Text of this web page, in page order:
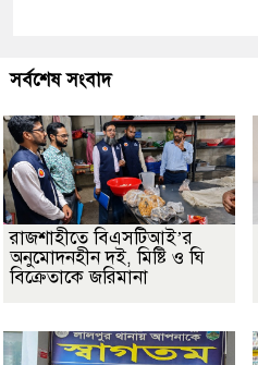
সর্বশেষ সংবাদ
রাজশাহীতে বিএসটিআই’র
অনুমোদনহীন দই, মিষ্টি ও ঘি
বিক্রেতাকে জরিমানা